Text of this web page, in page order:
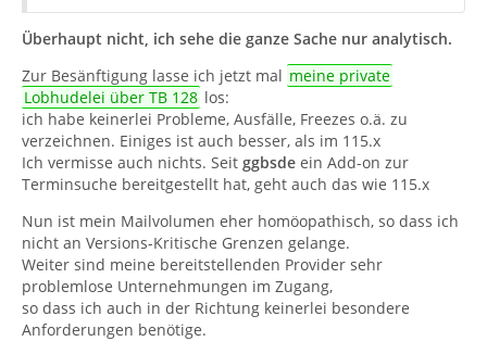
Überhaupt nicht, ich sehe die ganze Sache nur analytisch.
Zur Besänftigung lasse ich jetzt mal meine private
Lobhudelei über TB 128 los:
ich habe keinerlei Probleme, Ausfälle, Freezes o.ä. zu
verzeichnen. Einiges ist auch besser, als im 115.x
Ich vermisse auch nichts. Seit ggbsde ein Add-on zur
Terminsuche bereitgestellt hat, geht auch das wie 115.x
Nun ist mein Mailvolumen eher homöopathisch, so dass ich
nicht an Versions-Kritische Grenzen gelange.
Weiter sind meine bereitstellenden Provider sehr
problemlose Unternehmungen im Zugang,
so dass ich auch in der Richtung keinerlei besondere
Anforderungen benötige.